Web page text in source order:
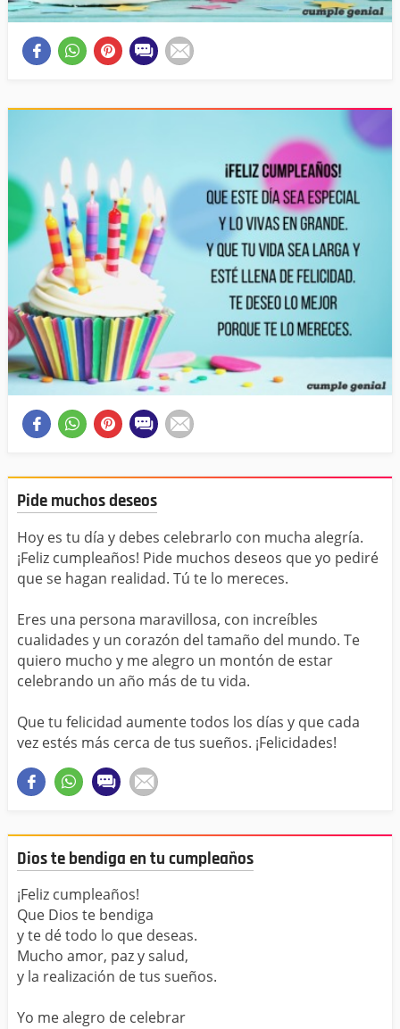
Pide muchos deseos
Hoy es tu día y debes celebrarlo con mucha alegría.
¡Feliz cumpleaños! Pide muchos deseos que yo pediré
que se hagan realidad. Tú te lo mereces.
Eres una persona maravillosa, con increíbles
cualidades y un corazón del tamaño del mundo. Te
quiero mucho y me alegro un montón de estar
celebrando un año más de tu vida.
Que tu felicidad aumente todos los días y que cada
vez estés más cerca de tus sueños. ¡Felicidades!
Dios te bendiga en tu cumpleaños
¡Feliz cumpleaños!
Que Dios te bendiga
y te dé todo lo que deseas.
Mucho amor, paz y salud,
y la realización de tus sueños.
Yo me alegro de celebrar